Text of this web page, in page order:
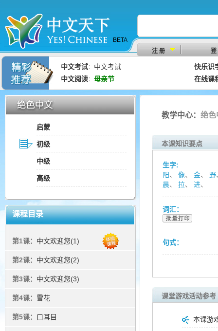
BETA
注 册
登
中文考试： 中文考试
快乐识
中文阅读： 母亲节 在线课
启蒙
初级
中级
高级
课程目录
第1课： 中文欢迎您(1)
第2课： 中文欢迎您(2)
第3课： 中文欢迎您(3)
第4课： 雪花
第5课： 口耳目
教学中心： 绝
本课知识要点
生字:
阳、 像、 金、 野
晨、 拉、 进、
词汇：
句式：
课堂游戏活动参考
本课游